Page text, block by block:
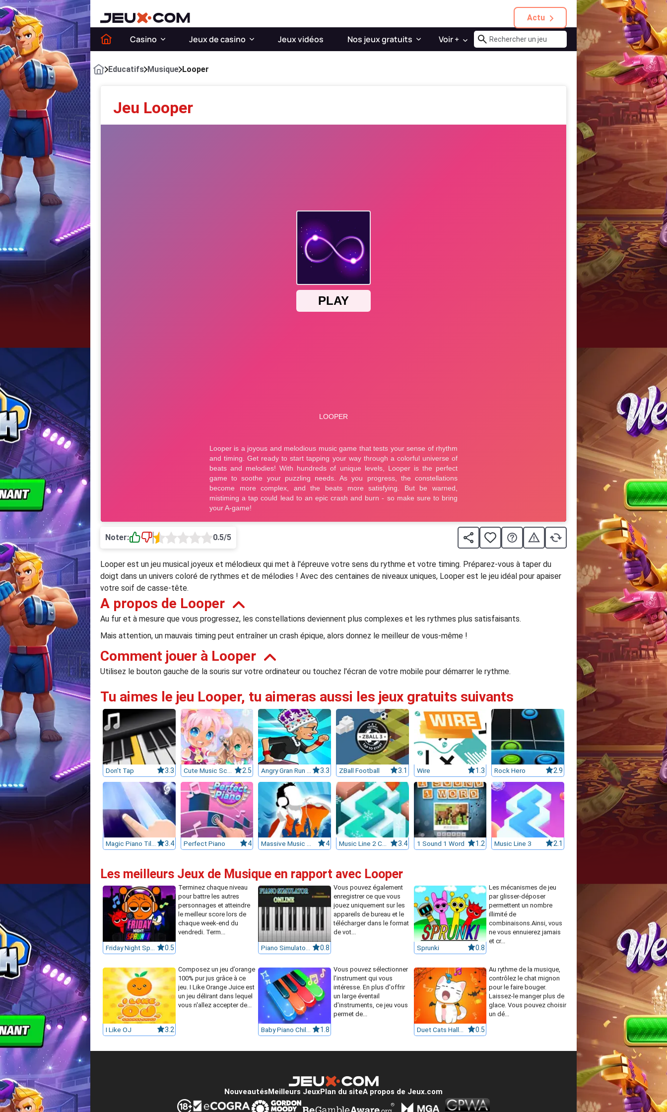
Actu
Casino Jeux de casino Jeux vidéos Nos jeux gratuits Voir +
Educatifs Musique Looper
Jeu Looper
Noter: 0.5/5
Looper est un jeu musical joyeux et mélodieux qui met à l'épreuve votre sens du rythme et votre timing. Préparez-vous à taper du
doigt dans un univers coloré de rythmes et de mélodies ! Avec des centaines de niveaux uniques, Looper est le jeu idéal pour apaiser
votre soif de casse-tête.
A propos de Looper
Au fur et à mesure que vous progressez, les constellations deviennent plus complexes et les rythmes plus satisfaisants.
Mais attention, un mauvais timing peut entraîner un crash épique, alors donnez le meilleur de vous-même !
Comment jouer à Looper
Utilisez le bouton gauche de la souris sur votre ordinateur ou touchez l'écran de votre mobile pour démarrer le rythme.
Tu aimes le jeu Looper, tu aimeras aussi les jeux gratuits suivants
Don't Tap 3.3 Cute Music School 2.5 Angry Gran Run London 3.3 ZBall Football 3.1 Wire 1.3 Rock Hero 2.9
Magic Piano Tiles 3.4 Perfect Piano 4 Massive Music Quiz 4 Music Line 2 Christmas 3.4 1 Sound 1 Word 1.2 Music Line 3 2.1
Les meilleurs Jeux de Musique en rapport avec Looper
0.5
Terminez chaque niveau
pour battre les autres
personnages et atteindre
le meilleur score lors de
chaque week-end du
vendredi. Term...
0.8
Vous pouvez également
enregistrer ce que vous
jouez uniquement sur les
appareils de bureau et le
télécharger dans le format
de vot...
Sprunki 0.8
Les mécanismes de jeu
par glisser-déposer
permettent un nombre
illimité de
combinaisons.Ainsi, vous
ne vous ennuierez jamais
et cr...
I Like OJ 3.2
Composez un jeu d’orange
100% pur jus grâce à ce
jeu. I Like Orange Juice est
un jeu délirant dans lequel
vous n'allez accepter de...
1.8
Vous pouvez sélectionner
l'instrument qui vous
intéresse. En plus d'offrir
un large éventail
d'instruments, ce jeu vous
permet de...
0.5
Au rythme de la musique,
contrôlez le chat mignon
pour le faire bouger.
Laissez-le manger plus de
glace. Vous pouvez choisir
un dé...
Nouveautés Meilleurs JeuxPlan du siteA propos de Jeux.com